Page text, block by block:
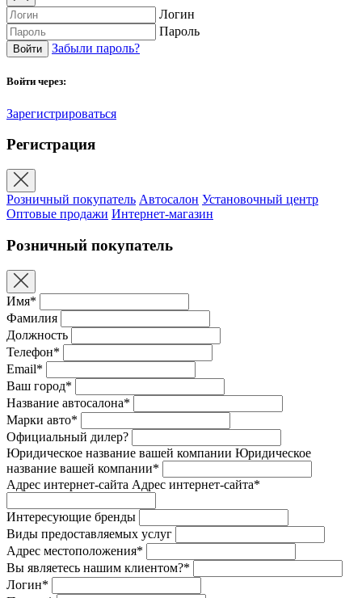
Логин
Пароль
Забыли пароль?
Войти через:
Зарегистрироваться
Регистрация
Розничный покупатель Автосалон Установочный центр
Оптовые продажи Интернет-магазин
Розничный покупатель
Имя*
Фамилия
Должность
Телефон*
Email*
Ваш город*
Название автосалона*
Марки авто*
Официальный дилер?
Юридическое название вашей компании Юридическое
название вашей компании*
Адрес интернет-сайта Адрес интернет-сайта*
Интересующие бренды
Виды предоставляемых услуг
Адрес местоположения*
Вы являетесь нашим клиентом?*
Логин*